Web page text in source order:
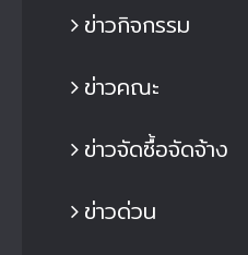
ข่าวกิจกรรม
ข่าวคณะ
ข่าวจัดซื้อจัดจ้าง
ข่าวด่วน